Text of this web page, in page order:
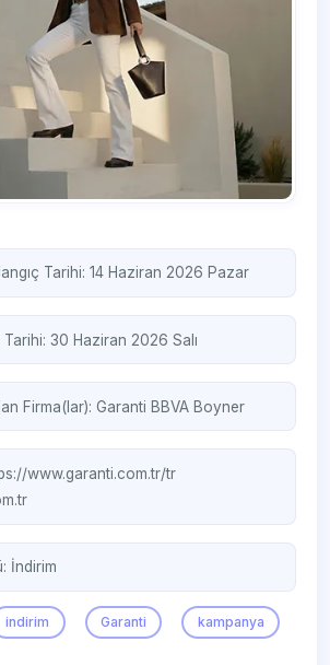
Tarihi: 14 Haziran 2026 Pazar
30 Haziran 2026 Salı
Firma(lar):Garanti BBVA Boyner
www.garanti.com.tr/tr
İndirim
indirim Garanti kampanya